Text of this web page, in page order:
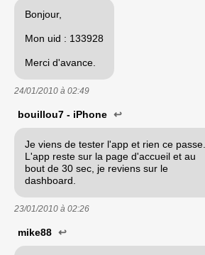
Bonjour,
Mon uid : 133928
Merci d'avance.
24/01/2010 à 02:49
bouillou7 - iPhone ↩
Je viens de tester l'app et rien ce passe.
L'app reste sur la page d'accueil et au
bout de 30 sec, je reviens sur le
dashboard.
23/01/2010 à 02:26
mike88 ↩